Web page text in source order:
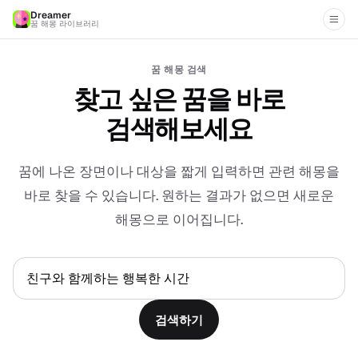
Dreamer
꿈 해몽 라이브러리
꿈 해몽 검색
찾고 싶은 꿈을 바로
검색해보세요
꿈에 나온 장면이나 대상을 짧게 입력하면 관련 해몽을
바로 찾을 수 있습니다. 원하는 결과가 없으면 새로운
해몽으로 이어집니다.
검색하기